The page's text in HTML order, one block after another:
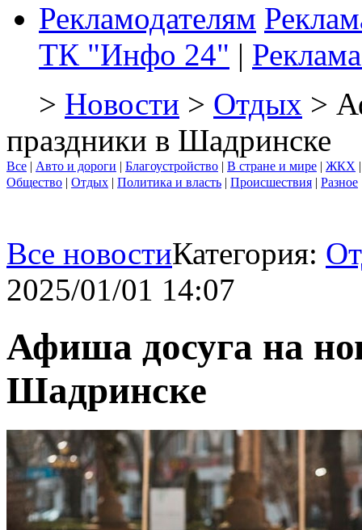
Рекламодателям
ТК "Инфо 24" |
> Новости > Отдых >
праздники в Шадринске
Все | Авто и дороги | Благоустройство | В стране и мире | ЖКХ
Общество | Отдых | Политика и власть | Происшествия | Разное
Все новостиКатегория:
2025/01/01 14:07
Афиша досуга на
Шадринске